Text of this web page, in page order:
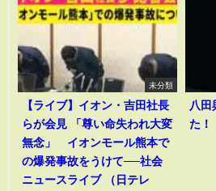
未分類
【ライブ】イオン・吉田社長
らが会見 「尊い命失われ大変
無念」 イオンモール熊本で
の爆発事故をうけて──社会
ニュースライブ （日テレ
八田
た！